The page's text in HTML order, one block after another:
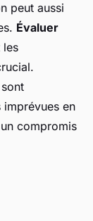
peut aussi
Évaluer
les
imprévues en
compromis